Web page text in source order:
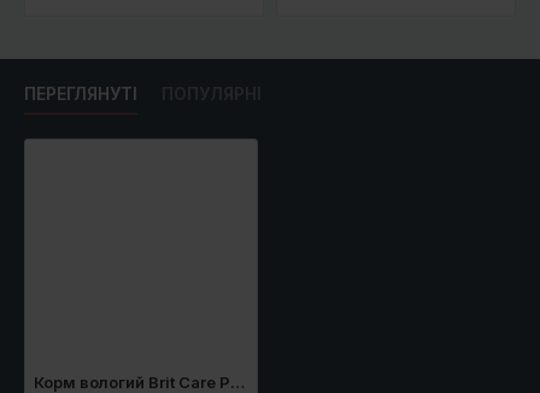
ПЕРЕГЛЯНУТІ
Корм вологий Brit Care Pate and Meat для дорослих собак з кроликом 400 г